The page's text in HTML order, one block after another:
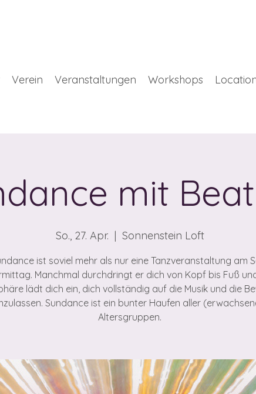
Verein Veranstaltungen Workshops
mit
So., 27. Apr.
  |
Sonnenstein Loft
ist soviel mehr als nur eine Tanzveranstaltung am
Manchmal durchdringt er dich von Kopf bis Fuß
lädt dich ein, dich vollständig auf die Musik und die
Sundance ist ein bunter Haufen aller